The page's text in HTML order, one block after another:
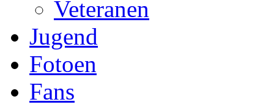
Veteranen
Jugend
Fotoen
Fans